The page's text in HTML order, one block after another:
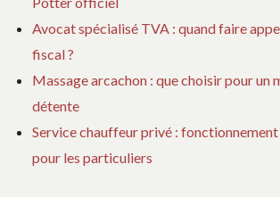
Avocat spécialisé TVA : quand faire
fiscal ?
Massage arcachon : que choisir pour un
détente
Service chauffeur privé :
pour les particuliers